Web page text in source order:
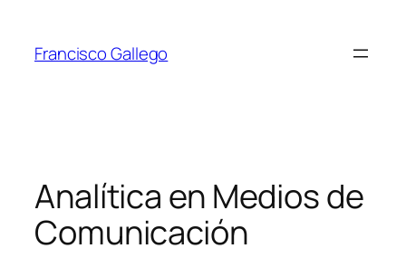
contenido
Francisco Gallego
Analítica en Medios de
Comunicación